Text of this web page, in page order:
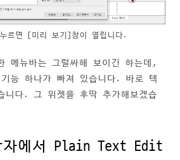
르면 [미리 보기]창이 열립니다.
메뉴바는 그럴싸해 보이긴 하는데,
능 하나가 빠져 있습니다. 바로 텍
니다. 그 위젯을 후딱 추가해보겠습
자에서 Plain Text Edit